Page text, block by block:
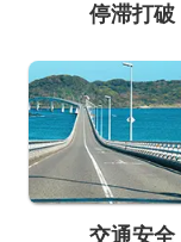
停滞打破
交通安全